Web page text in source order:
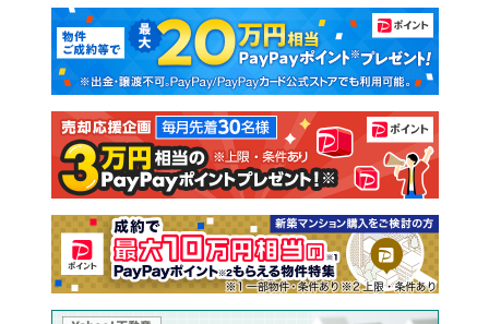
新築マンション 中古マンション
新築一戸建て 中古一戸建て
注文住宅 土地
売却査定
マンションカタログ 教えて！住まいの先生